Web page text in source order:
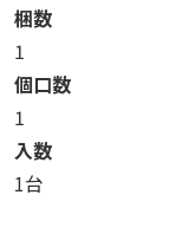
梱数
1
個口数
1
入数
1台